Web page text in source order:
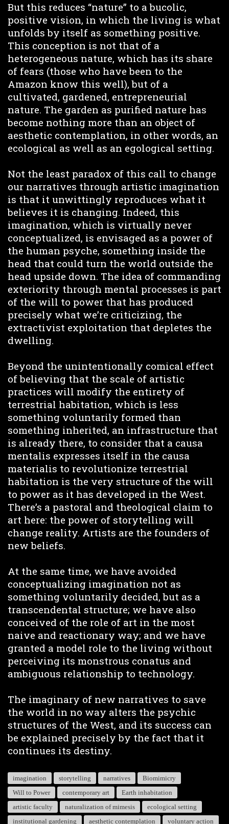
But this reduces “nature” to a bucolic,
positive vision, in which the living is what
unfolds by itself as something positive.
This conception is not that of a
heterogeneous nature, which has its share
of fears (those who have been to the
Amazon know this well), but of a
cultivated, gardened, entrepreneurial
nature. The garden as purified nature has
become nothing more than an object of
aesthetic contemplation, in other words, an
ecological as well as an egological setting.
Not the least paradox of this call to change
our narratives through artistic imagination
is that it unwittingly reproduces what it
believes it is changing. Indeed, this
imagination, which is virtually never
conceptualized, is envisaged as a power of
the human psyche, something inside the
head that could turn the world outside the
head upside down. The idea of commanding
exteriority through mental processes is part
of the will to power that has produced
precisely what we’re criticizing, the
extractivist exploitation that depletes the
dwelling.
Beyond the unintentionally comical effect
of believing that the scale of artistic
practices will modify the entirety of
terrestrial habitation, which is less
something voluntarily formed than
something inherited, an infrastructure that
is already there, to consider that a causa
mentalis expresses itself in the causa
materialis to revolutionize terrestrial
habitation is the very structure of the will
to power as it has developed in the West.
There’s a pastoral and theological claim to
art here: the power of storytelling will
change reality. Artists are the founders of
new beliefs.
At the same time, we have avoided
conceptualizing imagination not as
something voluntarily decided, but as a
transcendental structure; we have also
conceived of the role of art in the most
naive and reactionary way; and we have
granted a model role to the living without
perceiving its monstrous conatus and
ambiguous relationship to technology.
The imaginary of new narratives to save
the world in no way alters the psychic
structures of the West, and its success can
be explained precisely by the fact that it
continues its destiny.
imagination storytelling narratives
Biomimicry
Will to Power
contemporary art
Earth inhabitation
artistic faculty
naturalization of mimesis
ecological setting
institutional gardening
aesthetic contemplation voluntary action